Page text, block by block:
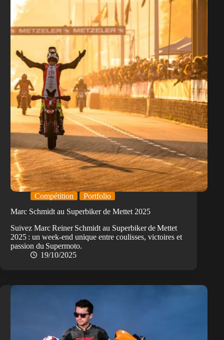
Compétition
Portfolio
Marc Schmidt au Superbiker de Mettet 2025
Suivez Marc Reiner Schmidt au Superbiker de Mettet
2025 : un week‑end unique entre coulisses, victoires et
passion du Supermoto.
19/10/2025